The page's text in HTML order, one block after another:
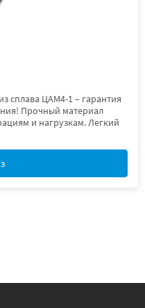
сплава ЦАМ4-1 – гарантия
Прочный материал
и нагрузкам. Легкий